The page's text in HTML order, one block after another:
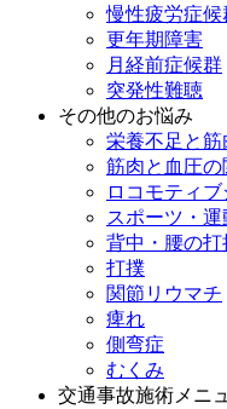
慢性疲労症候
更年期障害
月経前症候群
突発性難聴
その他のお悩み
栄養不足と筋
筋肉と血圧の
ロコモティ
スポーツ・
背中・腰の打
打撲
関節リウマチ
痺れ
側弯症
むくみ
交通事故施術メニ